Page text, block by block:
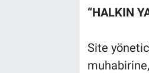
“HALKIN
Site